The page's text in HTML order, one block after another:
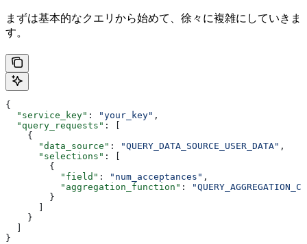
まずは基本的なクエリから始めて、徐々に複雑にしていきま
す。
{
  "service_key"
: "your_key" ,
  "query_requests"
: [
    {
      "data_source"
: "QUERY_DATA_SOURCE_USER_DATA" ,
      "selections"
: [
        {
          "field"
: "num_acceptances" ,
          "aggregation_function"
:
        }
      ]
    }
  ]
}